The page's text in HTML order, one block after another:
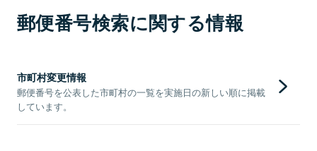
郵便番号検索に関する情報
市町村変更情報
郵便番号を公表した市町村の一覧を実施日の新しい順に掲載
しています。